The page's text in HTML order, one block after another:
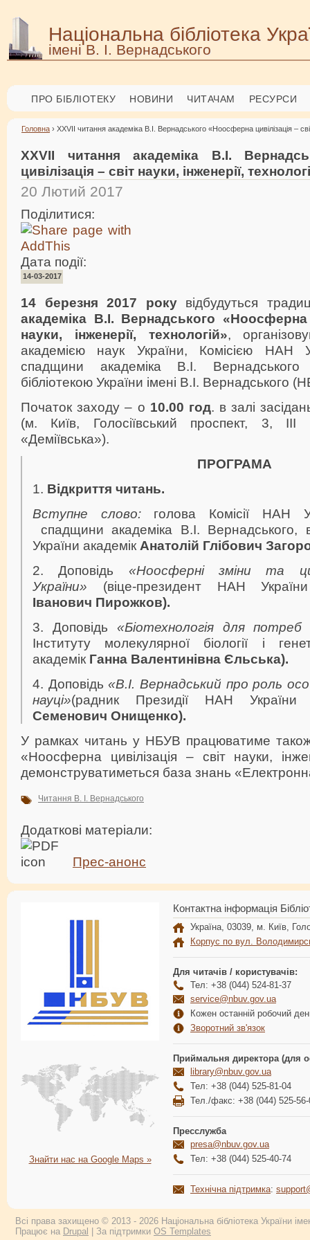
Національна бібліотека
імені В. І. Вернадського
ПРО БІБЛІОТЕКУ НОВИНИ ЧИТАЧАМ РЕСУРСИ
Головна › XXVII читання академіка В.І. Вернадського «Ноосферна цивілізація –
XXVII читання академіка В.І.
цивілізація – світ науки, інженерії,
20 Лютий 2017
Поділитися:
Дата події:
14-03-2017
14 березня 2017 року
відбудуться
академіка В.І. Вернадського «Ноосферна
науки, інженерії, технологій»,
академією наук України, Комісією НАН
спадщини академіка В.І.
бібліотекою України імені В.І. Вернадського
Початок заходу – о 10.00 год. в залі
(м. Київ, Голосіївський проспект, 3,
«Деміївська»).
ПРОГРАМА
1. Відкриття читань.
Вступне слово:голова Комісії НАН
спадщини академіка В.І. Вернадського,
України академік Анатолій Глібович
2. Доповідь «Ноосферні зміни та
України» (віце-президент НАН
Іванович Пирожков).
3. Доповідь «Біотехнологія для
Інституту молекулярної біології і
академік Ганна Валентинівна Єльська).
4. Доповідь«В.І. Вернадський про роль
науці»(радник Президії НАН
Семенович Онищенко).
У рамках читань у НБУВ працюватиме
«Ноосферна цивілізація – світ науки,
демонструватиметься база знань
Читання В. І. Вернадського
Додаткові матеріали:
Прес-анонс
Знайти нас на Google Maps »
Контактна інформація
Україна, 03039, м. Київ,
Корпус по вул.
Для читачів / користувачів:
Тел: +38 (044) 524-81-37
service@nbuv.gov.ua
Кожен останній робочий
Зворотний зв'язок
Приймальня директора (для
library@nbuv.gov.ua
Тел: +38 (044) 525-81-04
Тел./факс: +38 (044) 525-56-
Пресслужба
presa@nbuv.gov.ua
Тел: +38 (044) 525-40-74
Технічна підтримка:
Всі права захищено © 2013 - 2026 Національна бібліотека України
Працює на Drupal | За підтримки OS Templates